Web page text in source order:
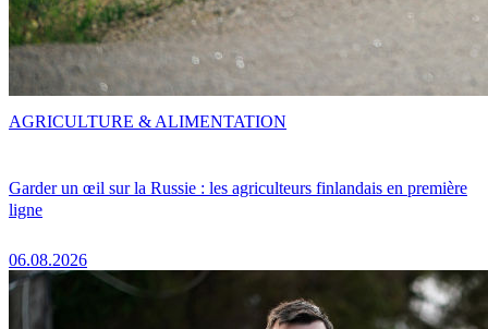
Garder un œil sur la Russie : les agriculteurs finlandais en première
ligne
06.08.2026
AGRICULTURE & ALIMENTATION